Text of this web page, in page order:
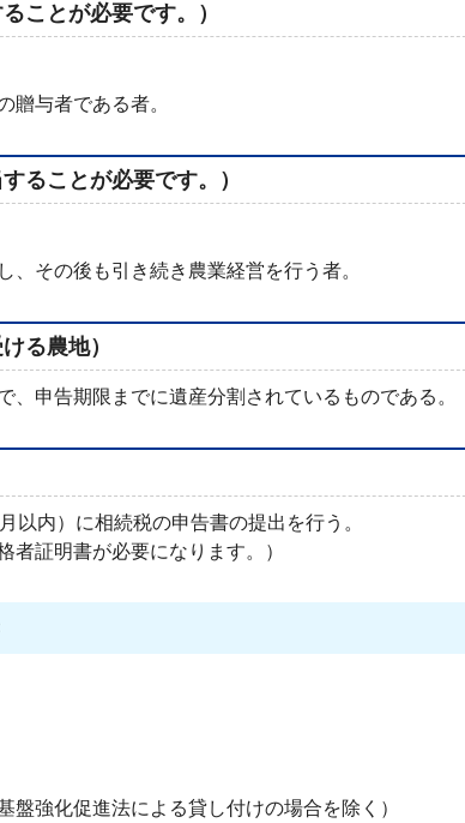
ことが必要です。）
贈与者である者。
ることが必要です。）
その後も引き続き農業経営を行う者。
る農地）
申告期限までに遺産分割されているものである。
以内）に相続税の申告書の提出を行う。
者証明書が必要になります。）
強化促進法による貸し付けの場合を除く）